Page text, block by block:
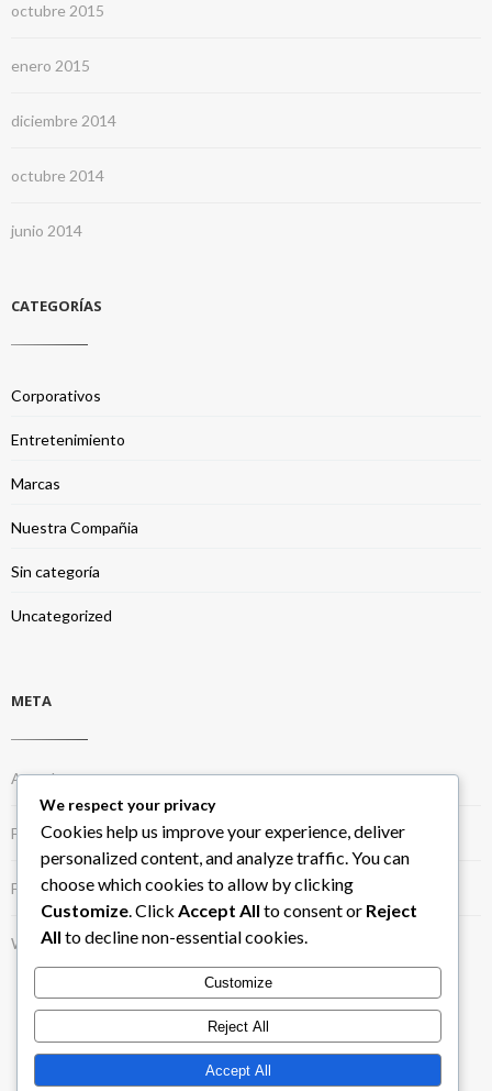
octubre 2015
enero 2015
diciembre 2014
octubre 2014
junio 2014
CATEGORÍAS
Corporativos
Entretenimiento
Marcas
Nuestra Compañia
Sin categoría
Uncategorized
META
Acceder
Feed de entradas
Feed de comentarios
WordPress.org
We respect your privacy
Cookies help us improve your experience, deliver
personalized content, and analyze traffic. You can
choose which cookies to allow by clicking
Customize . Click Accept All to consent or Reject
All to decline non-essential cookies.
Customize
Reject All
Accept All